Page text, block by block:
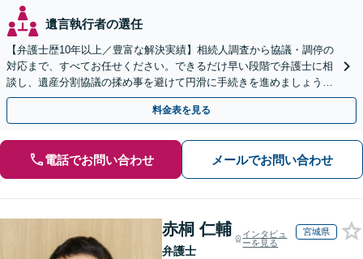
遺言執行者の選任
【弁護士歴10年以上／豊富な解決実績】相続人調査から協議・調停の
対応まで、すべてお任せください。できるだけ早い段階で弁護士に相
談し、遺産分割協議の揉め事を避けて円滑に手続きを進めましょう
【秘密厳守】【完全個室対応】【休日・夜間相談あり】
料金表を見る
電話でお問い合わせ メールでお問い合わせ
赤桐 仁輔
弁護士
インタビュ
ーを見る
宮城県